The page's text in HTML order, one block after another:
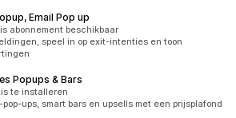
Email Pop up
totaal
abonnement beschikbaar
speel in op exit-intenties en toon
Popups & Bars
totaal
te installeren
pop-ups, smart bars en upsells met een prijsplafond